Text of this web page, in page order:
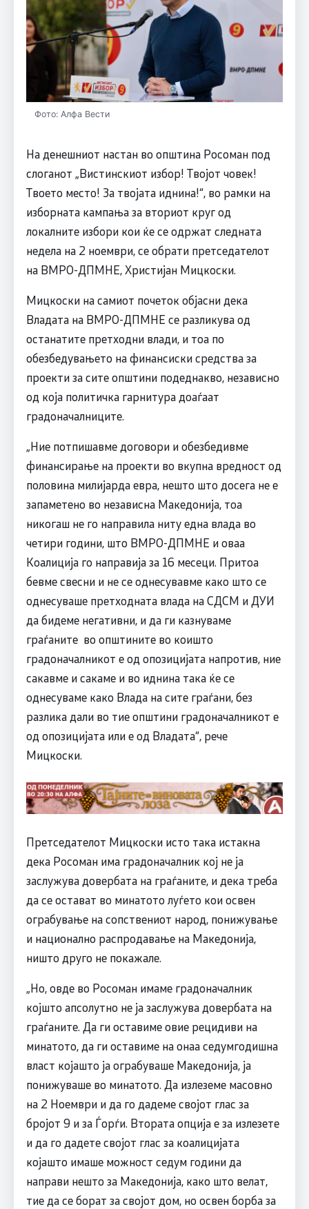
Фото: Алфа Вести
На денешниот настан во општина Росоман под
слоганот „Вистинскиот избор! Твојот човек!
Твоето место! За твојата иднина!“, во рамки на
изборната кампања за вториот круг од
локалните избори кои ќе се одржат следната
недела на 2 ноември, се обрати претседателот
на ВМРО-ДПМНЕ, Христијан Мицкоски.
Мицкоски на самиот почеток објасни дека
Владата на ВМРО-ДПМНЕ се разликува од
останатите претходни влади, и тоа по
обезбедувањето на финансиски средства за
проекти за сите општини подеднакво, независно
од која политичка гарнитура доаѓаат
градоначалниците.
„Ние потпишавме договори и обезбедивме
финансирање на проекти во вкупна вредност од
половина милијарда евра, нешто што досега не е
запаметено во независна Македонија, тоа
никогаш не го направила ниту една влада во
четири години, што ВМРО-ДПМНЕ и оваа
Коалиција го направија за 16 месеци. Притоа
бевме свесни и не се однесувавме како што се
однесуваше претходната влада на СДСМ и ДУИ
да бидеме негативни, и да ги казнуваме
граѓаните во општините во коишто
градоначалникот е од опозицијата напротив, ние
сакавме и сакаме и во иднина така ќе се
однесуваме како Влада на сите граѓани, без
разлика дали во тие општини градоначалникот е
од опозицијата или е од Владата“, рече
Мицкоски.
Претседателот Мицкоски исто така истакна
дека Росоман има градоначалник кој не ја
заслужува довербата на граѓаните, и дека треба
да се остават во минатото луѓето кои освен
ограбување на сопствениот народ, понижување
и национално распродавање на Македонија,
ништо друго не покажале.
„Но, овде во Росоман имаме градоначалник
којшто апсолутно не ја заслужува довербата на
граѓаните. Да ги оставиме овие рецидиви на
минатото, да ги оставиме на онаа седумгодишна
власт којашто ја ограбуваше Македонија, ја
понижуваше во минатото. Да излеземе масовно
на 2 Ноември и да го дадеме својот глас за
бројот 9 и за Ѓорѓи. Втората опција е за излезете
и да го дадете својот глас за коалицијата
којашто имаше можност седум години да
направи нешто за Македонија, како што велат,
тие да се борат за својот дом, но освен борба за